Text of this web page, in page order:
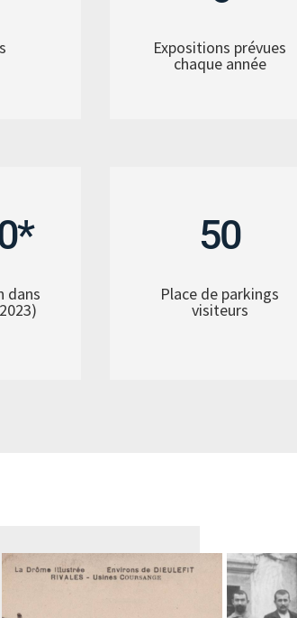
Expositions prévues
chaque année
dans
50
Place de parkings
visiteurs